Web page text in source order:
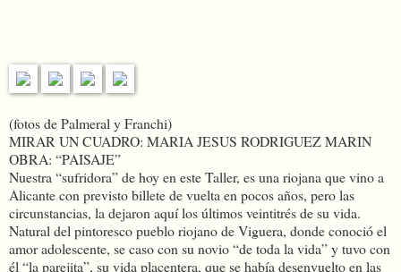
(fotos de Palmeral y Franchi)
MIRAR UN CUADRO: MARIA JESUS RODRIGUEZ MARIN
OBRA: “PAISAJE”
Nuestra “sufridora” de hoy en este Taller, es una riojana que vino a
Alicante con previsto billete de vuelta en pocos años, pero las
circunstancias, la dejaron aquí los últimos veintitrés de su vida.
Natural del pintoresco pueblo riojano de Viguera, donde conoció el
amor adolescente, se caso con su novio “de toda la vida” y tuvo con
él “la parejita”, su vida placentera, que se había desenvuelto en las